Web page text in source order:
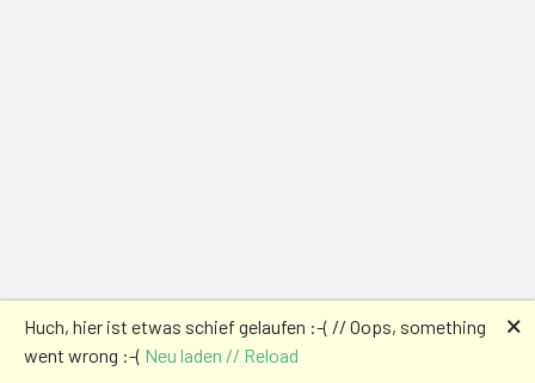
Huch, hier ist etwas schief gelaufen :-( // Oops, something
went wrong :-( Neu laden // Reload
🗙